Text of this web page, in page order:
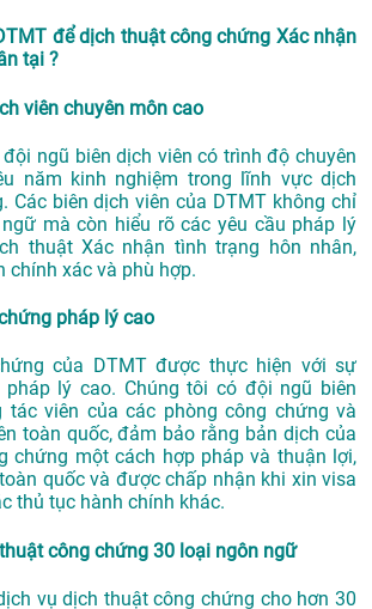
để dịch thuật công chứng Xác nhận
tại ?
viên chuyên môn cao
ngũ biên dịch viên có trình độ chuyên
năm kinh nghiệm trong lĩnh vực dịch
Các biên dịch viên của DTMT không chỉ
mà còn hiểu rõ các yêu cầu pháp lý
thuật Xác nhận tình trạng hôn nhân,
chính xác và phù hợp.
pháp lý cao
của DTMT được thực hiện với sự
lý cao. Chúng tôi có đội ngũ biên
tác viên của các phòng công chứng và
toàn quốc, đảm bảo rằng bản dịch của
chứng một cách hợp pháp và thuận lợi,
quốc và được chấp nhận khi xin visa
thủ tục hành chính khác.
công chứng 30 loại ngôn ngữ
vụ dịch thuật công chứng cho hơn 30